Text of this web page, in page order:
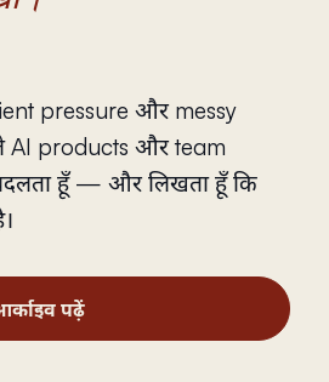
pressure और messy
AI products और team
हूँ — और लिखता हूँ कि
पढ़ें